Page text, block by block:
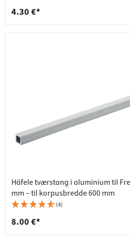
4.30 €*
Häfele tværstang i aluminium til
mm – til korpusbredde 600 mm
(4)
8.00 €*